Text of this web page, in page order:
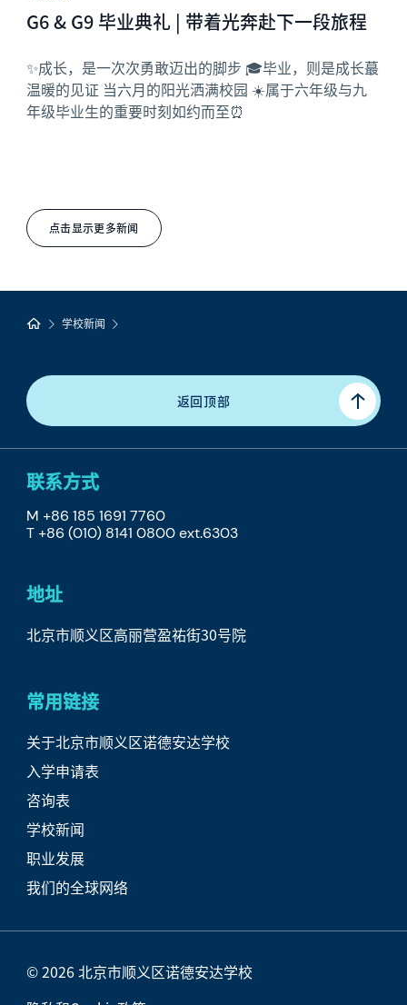
点击显示更多新闻
G6 & G9 毕业典礼 | 带着光奔赴下一段旅程
✨成长，是一次次勇敢迈出的脚步 🎓毕业，则是成长蕞
温暖的见证 当六月的阳光洒满校园 ☀️属于六年级与九
年级毕业生的重要时刻如约而至⏰
学校新闻
返回顶部
联系方式
M +86 185 1691 7760
T +86 (010) 8141 0800 ext.6303
地址
北京市顺义区高丽营盈祐街30号院
常用链接
关于北京市顺义区诺德安达学校
入学申请表
咨询表
学校新闻
职业发展
我们的全球网络
© 2026 北京市顺义区诺德安达学校